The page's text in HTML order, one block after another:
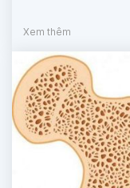
Xem thêm